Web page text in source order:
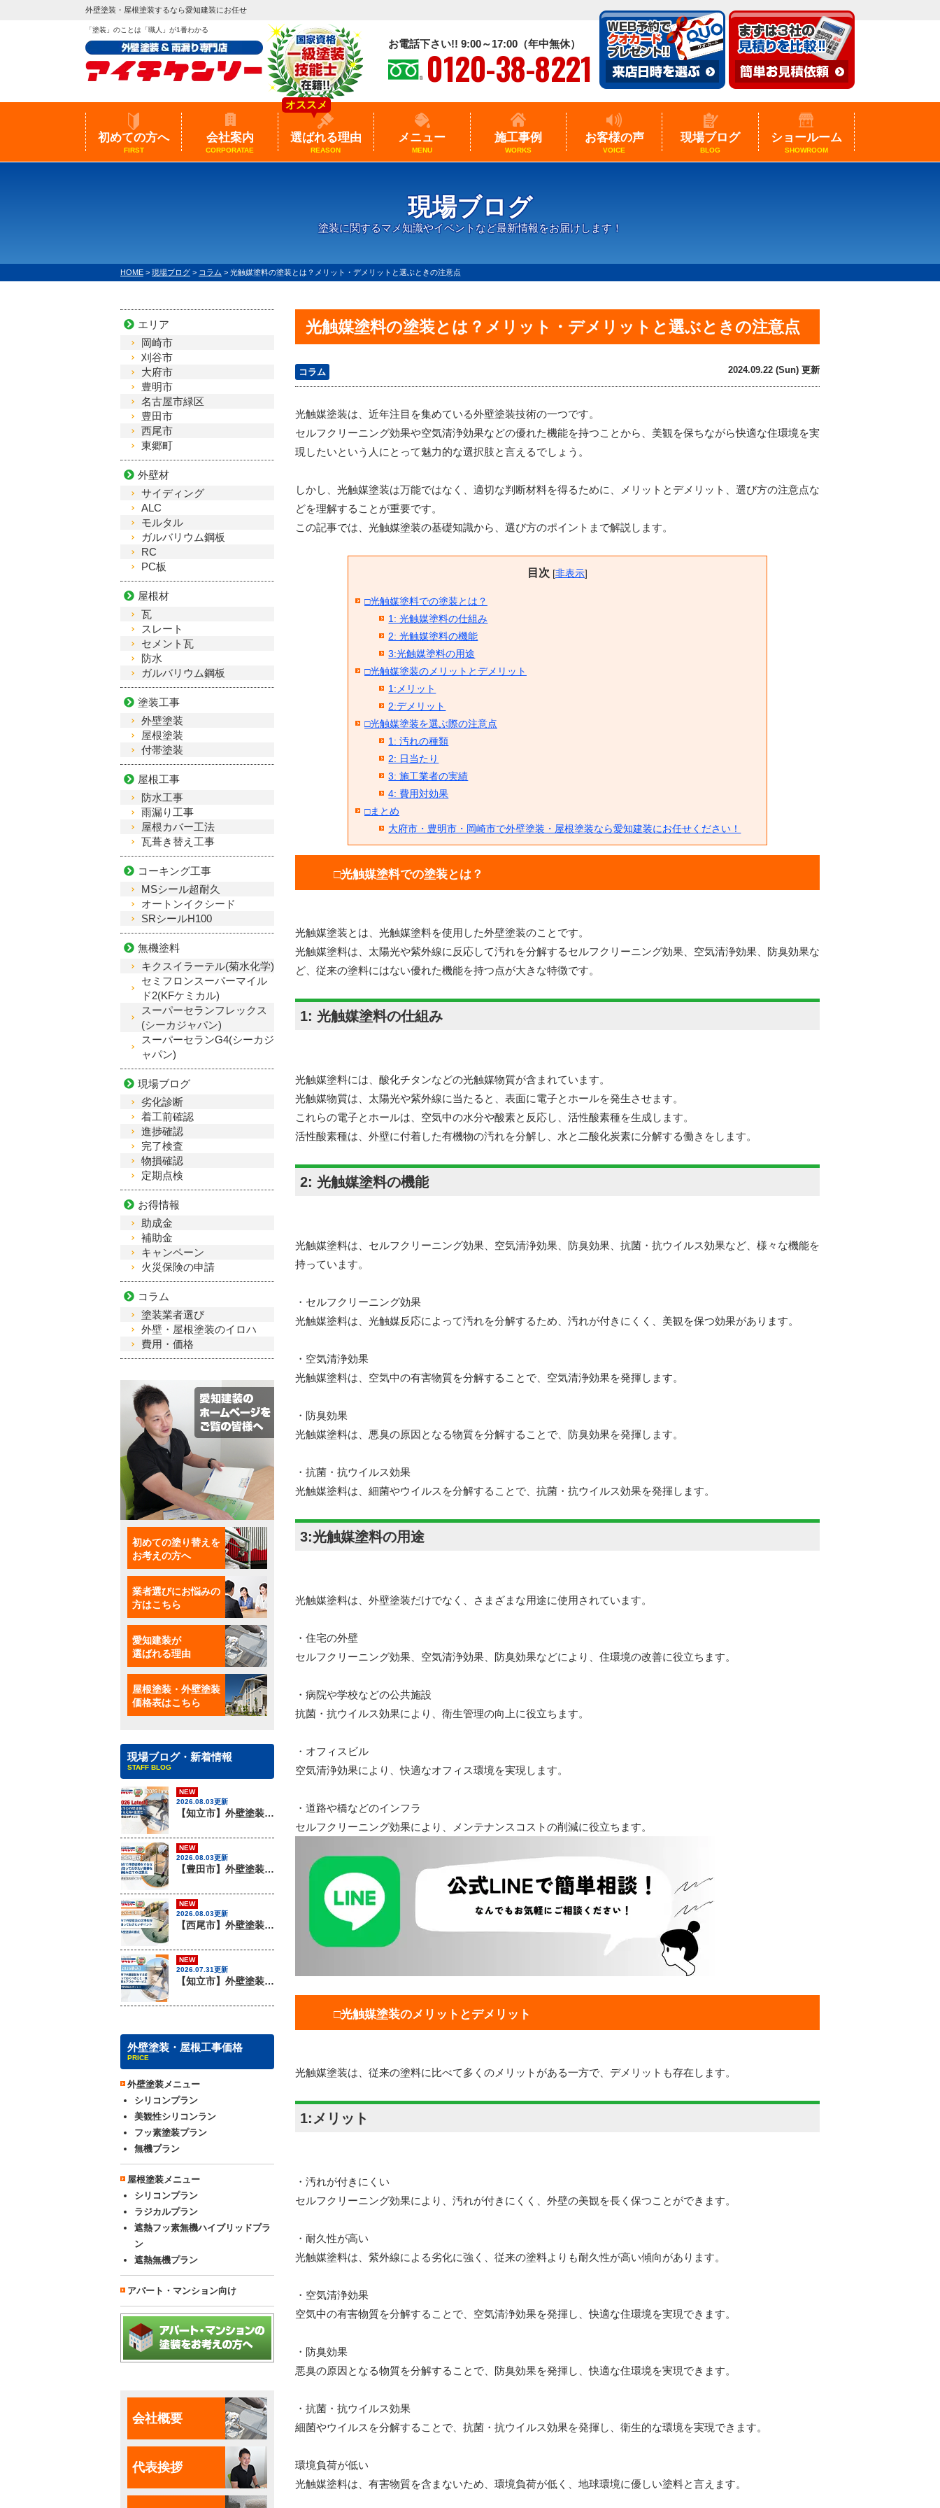
外壁塗装・屋根塗装するなら愛知建装にお任せ
「塗装」のことは「職人」が1番わかる
お電話下さい!! 9:00～17:00（年中無休）
0120-38-8221
初めての方へ
FIRST
会社案内
CORPORATAE
選ばれる理由
REASON
オススメ
メニュー
MENU
施工事例
WORKS
お客様の声
VOICE
現場ブログ
BLOG
ショールーム
SHOWROOM
現場ブログ
塗装に関するマメ知識やイベントなど最新情報をお届けします！
HOME > 現場ブログ > コラム > 光触媒塗料の塗装とは？メリット・デメリットと選ぶときの注意点
光触媒塗料の塗装とは？メリット・デメリットと選ぶときの注意点
コラム 2024.09.22 (Sun) 更新
光触媒塗装は、近年注目を集めている外壁塗装技術の一つです。
セルフクリーニング効果や空気清浄効果などの優れた機能を持つことから、美観を保ちながら快適な住環境を実
現したいという人にとって魅力的な選択肢と言えるでしょう。
しかし、光触媒塗装は万能ではなく、適切な判断材料を得るために、メリットとデメリット、選び方の注意点な
どを理解することが重要です。
この記事では、光触媒塗装の基礎知識から、選び方のポイントまで解説します。
目次 [非表示]
□光触媒塗料での塗装とは？
1: 光触媒塗料の仕組み
2: 光触媒塗料の機能
3:光触媒塗料の用途
□光触媒塗装のメリットとデメリット
1:メリット
2:デメリット
□光触媒塗装を選ぶ際の注意点
1: 汚れの種類
2: 日当たり
3: 施工業者の実績
4: 費用対効果
□まとめ
大府市・豊明市・岡崎市で外壁塗装・屋根塗装なら愛知建装にお任せください！
□光触媒塗料での塗装とは？
光触媒塗装とは、光触媒塗料を使用した外壁塗装のことです。
光触媒塗料は、太陽光や紫外線に反応して汚れを分解するセルフクリーニング効果、空気清浄効果、防臭効果な
ど、従来の塗料にはない優れた機能を持つ点が大きな特徴です。
1: 光触媒塗料の仕組み
光触媒塗料には、酸化チタンなどの光触媒物質が含まれています。
光触媒物質は、太陽光や紫外線に当たると、表面に電子とホールを発生させます。
これらの電子とホールは、空気中の水分や酸素と反応し、活性酸素種を生成します。
活性酸素種は、外壁に付着した有機物の汚れを分解し、水と二酸化炭素に分解する働きをします。
2: 光触媒塗料の機能
光触媒塗料は、セルフクリーニング効果、空気清浄効果、防臭効果、抗菌・抗ウイルス効果など、様々な機能を
持っています。
・セルフクリーニング効果
光触媒塗料は、光触媒反応によって汚れを分解するため、汚れが付きにくく、美観を保つ効果があります。
・空気清浄効果
光触媒塗料は、空気中の有害物質を分解することで、空気清浄効果を発揮します。
・防臭効果
光触媒塗料は、悪臭の原因となる物質を分解することで、防臭効果を発揮します。
・抗菌・抗ウイルス効果
光触媒塗料は、細菌やウイルスを分解することで、抗菌・抗ウイルス効果を発揮します。
3:光触媒塗料の用途
光触媒塗料は、外壁塗装だけでなく、さまざまな用途に使用されています。
・住宅の外壁
セルフクリーニング効果、空気清浄効果、防臭効果などにより、住環境の改善に役立ちます。
・病院や学校などの公共施設
抗菌・抗ウイルス効果により、衛生管理の向上に役立ちます。
・オフィスビル
空気清浄効果により、快適なオフィス環境を実現します。
・道路や橋などのインフラ
セルフクリーニング効果により、メンテナンスコストの削減に役立ちます。
□光触媒塗装のメリットとデメリット
光触媒塗装は、従来の塗料に比べて多くのメリットがある一方で、デメリットも存在します。
1:メリット
・汚れが付きにくい
セルフクリーニング効果により、汚れが付きにくく、外壁の美観を長く保つことができます。
・耐久性が高い
光触媒塗料は、紫外線による劣化に強く、従来の塗料よりも耐久性が高い傾向があります。
・空気清浄効果
空気中の有害物質を分解することで、空気清浄効果を発揮し、快適な住環境を実現できます。
・防臭効果
悪臭の原因となる物質を分解することで、防臭効果を発揮し、快適な住環境を実現できます。
・抗菌・抗ウイルス効果
細菌やウイルスを分解することで、抗菌・抗ウイルス効果を発揮し、衛生的な環境を実現できます。
環境負荷が低い
光触媒塗料は、有害物質を含まないため、環境負荷が低く、地球環境に優しい塗料と言えます。
エリア
岡崎市
刈谷市
大府市
豊明市
名古屋市緑区
豊田市
西尾市
東郷町
外壁材
サイディング
ALC
モルタル
ガルバリウム鋼板
RC
PC板
屋根材
瓦
スレート
セメント瓦
防水
ガルバリウム鋼板
塗装工事
外壁塗装
屋根塗装
付帯塗装
屋根工事
防水工事
雨漏り工事
屋根カバー工法
瓦葺き替え工事
コーキング工事
MSシール超耐久
オートンイクシード
SRシールH100
無機塗料
キクスイラーテル(菊水化学)
セミフロンスーパーマイル
ド2(KFケミカル)
スーパーセランフレックス
(シーカジャパン)
スーパーセランG4(シーカジ
ャパン)
現場ブログ
劣化診断
着工前確認
進捗確認
完了検査
物損確認
定期点検
お得情報
助成金
補助金
キャンペーン
火災保険の申請
コラム
塗装業者選び
外壁・屋根塗装のイロハ
費用・価格
初めての塗り替えを
お考えの方へ
業者選びにお悩みの
方はこちら
愛知建装が
選ばれる理由
屋根塗装・外壁塗装
価格表はこちら
現場ブログ・新着情報
STAFF BLOG
NEW
2026.08.03更新
【知立市】外壁塗装を行う際に知っておきたい足場組みの重要性『無機塗料専門店の愛知建装』
NEW
2026.08.03更新
【豊田市】外壁塗装を行う際に知っておきたい足場組み立ての注意事項『無機塗料専門店の愛知建装』
NEW
2026.08.03更新
【西尾市】外壁塗装を行う際に知っておきたい足場組み立てのポイント『無機塗料専門店の愛知建装』
NEW
2026.07.31更新
【知立市】外壁塗装の塗装工事の保証年数・アフターフォローについて『無機塗料専門店の愛知建装』
外壁塗装・屋根工事価格
PRICE
外壁塗装メニュー
シリコンプラン
美観性シリコンラン
フッ素塗装プラン
無機プラン
屋根塗装メニュー
シリコンプラン
ラジカルプラン
遮熱フッ素無機ハイブリッドプラ
ン
遮熱無機プラン
アパート・マンション向け
会社概要
代表挨拶